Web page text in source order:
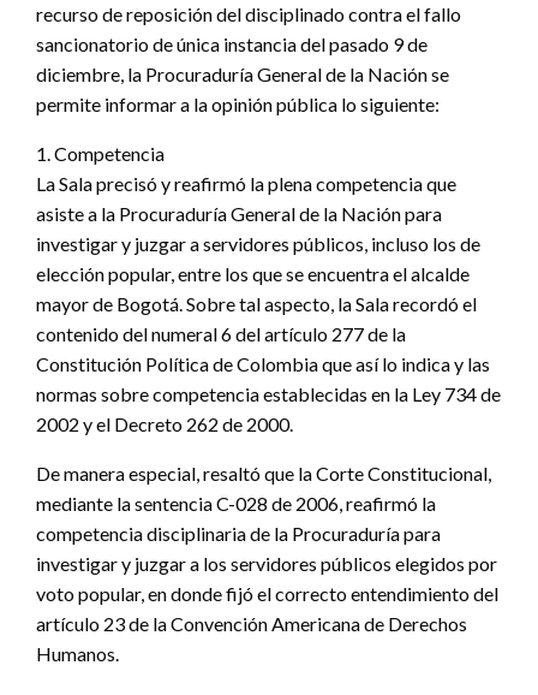
recurso de reposición del disciplinado contra el fallo
sancionatorio de única instancia del pasado 9 de
diciembre, la Procuraduría General de la Nación se
permite informar a la opinión pública lo siguiente:
1. Competencia
La Sala precisó y reafirmó la plena competencia que
asiste a la Procuraduría General de la Nación para
investigar y juzgar a servidores públicos, incluso los de
elección popular, entre los que se encuentra el alcalde
mayor de Bogotá. Sobre tal aspecto, la Sala recordó el
contenido del numeral 6 del artículo 277 de la
Constitución Política de Colombia que así lo indica y las
normas sobre competencia establecidas en la Ley 734 de
2002 y el Decreto 262 de 2000.
De manera especial, resaltó que la Corte Constitucional,
mediante la sentencia C-028 de 2006, reafirmó la
competencia disciplinaria de la Procuraduría para
investigar y juzgar a los servidores públicos elegidos por
voto popular, en donde fijó el correcto entendimiento del
artículo 23 de la Convención Americana de Derechos
Humanos.